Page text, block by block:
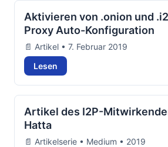
Aktivieren von .onion und
Proxy Auto-Konfiguration
📄 Artikel • 7. Februar 2019
Lesen
Artikel des I2P-
Hatta
📄 Artikelserie • Medium • 2019